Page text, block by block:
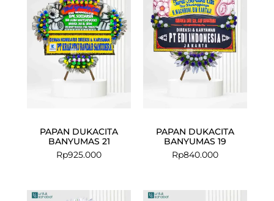
PAPAN DUKACITA
BANYUMAS 21
Rp925.000
PAPAN DUKACITA
BANYUMAS 19
Rp840.000